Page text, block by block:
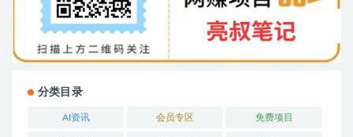
分类目录
AI资讯 会员专区 免费项目